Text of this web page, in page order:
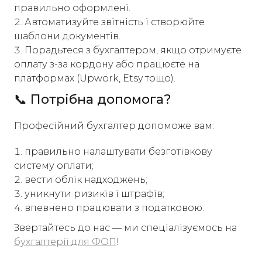
правильно оформлені.
Автоматизуйте звітність і створюйте
шаблони документів.
Порадьтеся з бухгалтером, якщо отримуєте
оплату з-за кордону або працюєте на
платформах (Upwork, Etsy тощо).
📞 Потрібна допомога?
Професійний бухгалтер допоможе вам:
правильно налаштувати безготівкову
систему оплати;
вести облік надходжень;
уникнути ризиків і штрафів;
впевнено працювати з податковою.
Звертайтесь до нас — ми спеціалізуємось на
бухгалтерії для ФОП!